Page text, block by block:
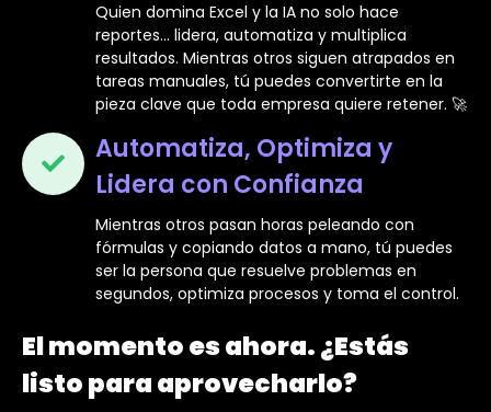
Quien domina Excel y la IA no solo hace
reportes… lidera, automatiza y multiplica
resultados. Mientras otros siguen atrapados en
tareas manuales, tú puedes convertirte en la
pieza clave que toda empresa quiere retener. 🚀
Automatiza, Optimiza y
Lidera con Confianza
Mientras otros pasan horas peleando con
fórmulas y copiando datos a mano, tú puedes
ser la persona que resuelve problemas en
segundos, optimiza procesos y toma el control.
El momento es ahora. ¿Estás
listo para aprovecharlo?